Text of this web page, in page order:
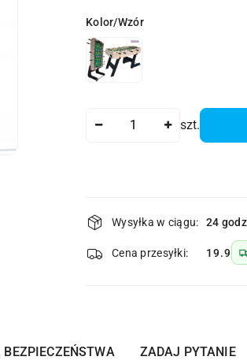
Wariant
Kolor/Wzór
szt.
Dostępność
i
dostawa
Wysyłka w ciągu: 24
Cena przesyłki: 19.9
BEZPIECZEŃSTWA ZADAJ PYTANIE